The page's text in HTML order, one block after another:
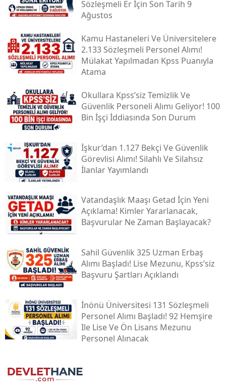
Sözleşmeli Er İçin Son Tarih 9
Ağustos
Kamu Hastaneleri Ve Üniversitelere
2.133 Sözleşmeli Personel Alımı!
Mülakat Yapılmadan Kpss Puanıyla
Atama
Okullara Kpss’siz Temizlik Ve
Güvenlik Personeli Alımı Geliyor! 100
Bin İşçi İddiasında Son Durum
İşkur’dan 1.127 Bekçi Ve Güvenlik
Görevlisi Alımı! Silahlı Ve Silahsız
İlanlar Yayımlandı
Vatandaşlık Maaşı Getad İçin Yeni
Açıklama! Kimler Yararlanacak,
Başvurular Ne Zaman Başlayacak?
Sahil Güvenlik 325 Uzman Erbaş
Alımı Başladı! Lise Mezunu, Kpss’siz
Başvuru Şartları Açıklandı
İnönü Üniversitesi 131 Sözleşmeli
Personel Alımı Başladı! 92 Hemşire
Ile Lise Ve Ön Lisans Mezunu
Personel Alınacak